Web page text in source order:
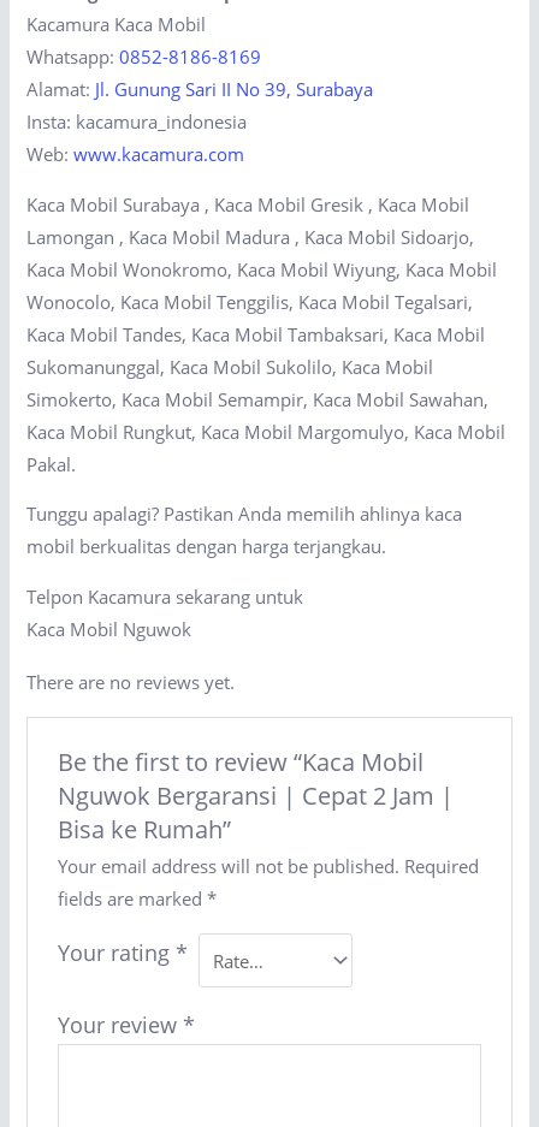
Kacamura Kaca Mobil
Whatsapp:0852-8186-8169
Alamat: Jl. Gunung Sari II No 39, Surabaya
Insta: kacamura_indonesia
Web:www.kacamura.com
Kaca Mobil Surabaya , Kaca Mobil Gresik , Kaca Mobil
Lamongan , Kaca Mobil Madura , Kaca Mobil Sidoarjo,
Kaca Mobil Wonokromo, Kaca Mobil Wiyung, Kaca Mobil
Wonocolo, Kaca Mobil Tenggilis, Kaca Mobil Tegalsari,
Kaca Mobil Tandes, Kaca Mobil Tambaksari, Kaca Mobil
Sukomanunggal, Kaca Mobil Sukolilo, Kaca Mobil
Simokerto, Kaca Mobil Semampir, Kaca Mobil Sawahan,
Kaca Mobil Rungkut, Kaca Mobil Margomulyo, Kaca Mobil
Pakal.
Tunggu apalagi? Pastikan Anda memilih ahlinya kaca
mobil berkualitas dengan harga terjangkau.
Telpon Kacamura sekarang untuk
Kaca Mobil Nguwok
There are no reviews yet.
Be the first to review “Kaca Mobil
Nguwok Bergaransi | Cepat 2 Jam |
Bisa ke Rumah”
Your email address will not be published. Required
fields are marked *
Your rating *
Your review *